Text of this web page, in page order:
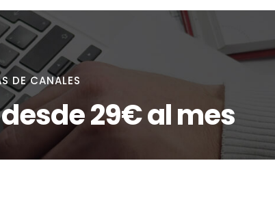
DE CANALES
29€ al mes